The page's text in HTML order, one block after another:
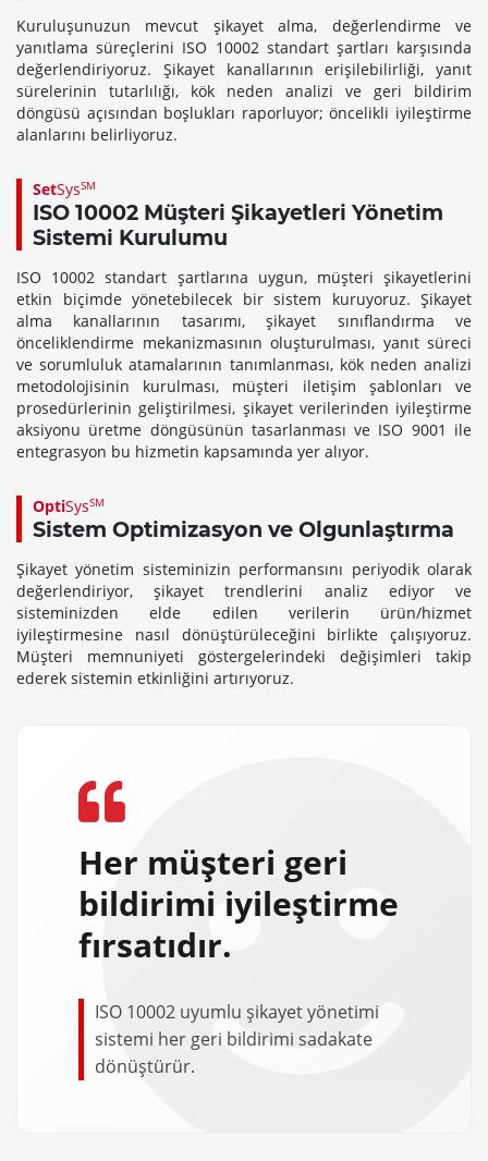
Kuruluşunuzun mevcut şikayet alma, değerlendirme ve
yanıtlama süreçlerini ISO 10002 standart şartları karşısında
değerlendiriyoruz. Şikayet kanallarının erişilebilirliği, yanıt
sürelerinin tutarlılığı, kök neden analizi ve geri bildirim
döngüsü açısından boşlukları raporluyor; öncelikli iyileştirme
alanlarını belirliyoruz.
SetSysSM
ISO 10002 Müşteri Şikayetleri Yönetim
Sistemi Kurulumu
ISO 10002 standart şartlarına uygun, müşteri şikayetlerini
etkin biçimde yönetebilecek bir sistem kuruyoruz. Şikayet
alma kanallarının tasarımı, şikayet sınıflandırma ve
önceliklendirme mekanizmasının oluşturulması, yanıt süreci
ve sorumluluk atamalarının tanımlanması, kök neden analizi
metodolojisinin kurulması, müşteri iletişim şablonları ve
prosedürlerinin geliştirilmesi, şikayet verilerinden iyileştirme
aksiyonu üretme döngüsünün tasarlanması ve ISO 9001 ile
entegrasyon bu hizmetin kapsamında yer alıyor.
OptiSysSM
Sistem Optimizasyon ve Olgunlaştırma
Şikayet yönetim sisteminizin performansını periyodik olarak
değerlendiriyor, şikayet trendlerini analiz ediyor ve
sisteminizden elde edilen verilerin ürün/hizmet
iyileştirmesine nasıl dönüştürüleceğini birlikte çalışıyoruz.
Müşteri memnuniyeti göstergelerindeki değişimleri takip
ederek sistemin etkinliğini artırıyoruz.
Her müşteri geri
bildirimi iyileştirme
fırsatıdır.
ISO 10002 uyumlu şikayet yönetimi
sistemi her geri bildirimi sadakate
dönüştürür.